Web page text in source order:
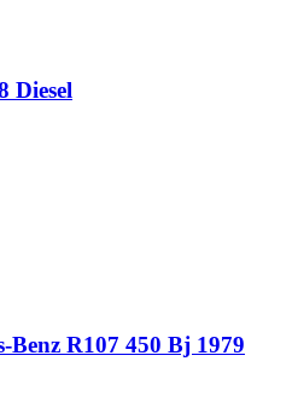
Diesel
Benz R107 450 Bj 1979